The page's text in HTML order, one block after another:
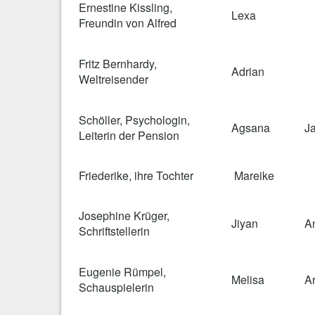
Ernestine Kissling,
Freundin von Alfred
Lexa
Fritz Bernhardy,
Weltreisender
Adrian
Schöller, Psychologin,
Leiterin der Pension
Agsana
Friederike, ihre Tochter Mareike
Josephine Krüger,
Schriftstellerin
Jiyan
Eugenie Rümpel,
Schauspielerin
Melisa